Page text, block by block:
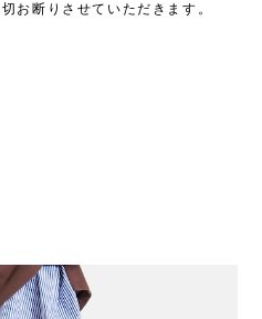
お断りさせていただきます。